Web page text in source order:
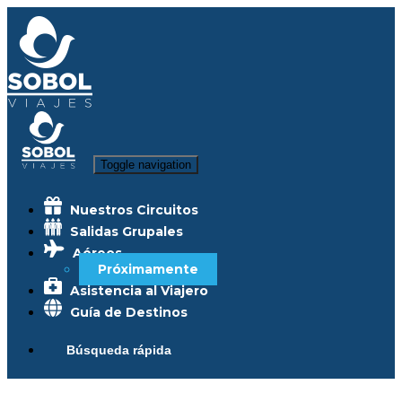
Toggle navigation
Nuestros Circuitos
Salidas Grupales
Aéreos
Próximamente
Asistencia al Viajero
Guía de Destinos
Búsqueda rápida